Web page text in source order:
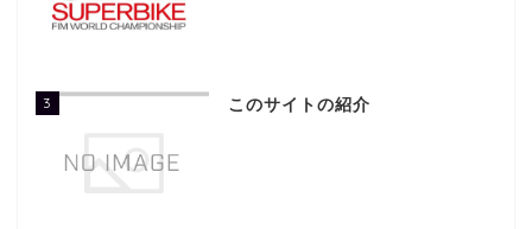
3 このサイトの紹介